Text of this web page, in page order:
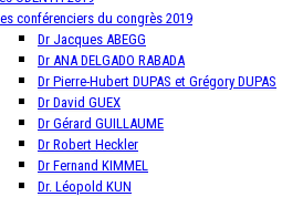
conférenciers du congrès 2019
Dr Jacques ABEGG
Dr ANA DELGADO RABADA
Dr Pierre-Hubert DUPAS et Grégory DUPAS
Dr David GUEX
Dr Gérard GUILLAUME
Dr Robert Heckler
Dr Fernand KIMMEL
Dr. Léopold KUN